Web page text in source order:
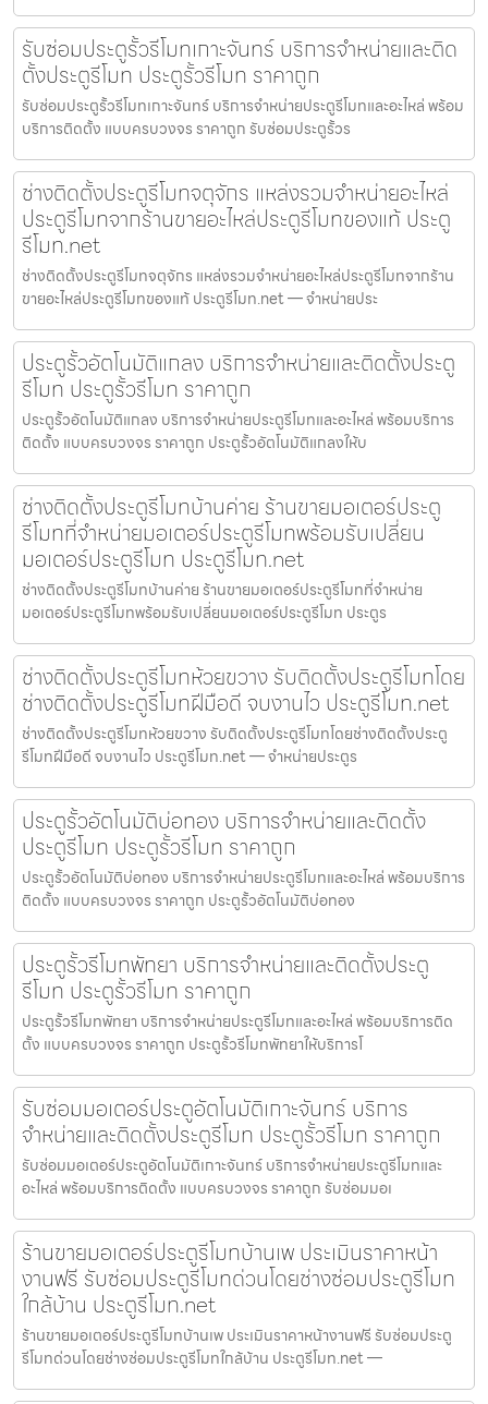
รับซ่อมประตูรั้วรีโมทเกาะจันทร์ บริการจำหน่ายและติด
ตั้งประตูรีโมท ประตูรั้วรีโมท ราคาถูก
รับซ่อมประตูรั้วรีโมทเกาะจันทร์ บริการจำหน่ายประตูรีโมทและอะไหล่ พร้อม
บริการติดตั้ง แบบครบวงจร ราคาถูก รับซ่อมประตูรั้วร
ช่างติดตั้งประตูรีโมทจตุจักร แหล่งรวมจำหน่ายอะไหล่
ประตูรีโมทจากร้านขายอะไหล่ประตูรีโมทของแท้ ประตู
รีโมท.net
ช่างติดตั้งประตูรีโมทจตุจักร แหล่งรวมจำหน่ายอะไหล่ประตูรีโมทจากร้าน
ขายอะไหล่ประตูรีโมทของแท้ ประตูรีโมท.net — จำหน่ายประ
ประตูรั้วอัตโนมัติแกลง บริการจำหน่ายและติดตั้งประตู
รีโมท ประตูรั้วรีโมท ราคาถูก
ประตูรั้วอัตโนมัติแกลง บริการจำหน่ายประตูรีโมทและอะไหล่ พร้อมบริการ
ติดตั้ง แบบครบวงจร ราคาถูก ประตูรั้วอัตโนมัติแกลงให้บ
ช่างติดตั้งประตูรีโมทบ้านค่าย ร้านขายมอเตอร์ประตู
รีโมทที่จำหน่ายมอเตอร์ประตูรีโมทพร้อมรับเปลี่ยน
มอเตอร์ประตูรีโมท ประตูรีโมท.net
ช่างติดตั้งประตูรีโมทบ้านค่าย ร้านขายมอเตอร์ประตูรีโมทที่จำหน่าย
มอเตอร์ประตูรีโมทพร้อมรับเปลี่ยนมอเตอร์ประตูรีโมท ประตูร
ช่างติดตั้งประตูรีโมทห้วยขวาง รับติดตั้งประตูรีโมทโดย
ช่างติดตั้งประตูรีโมทฝีมือดี จบงานไว ประตูรีโมท.net
ช่างติดตั้งประตูรีโมทห้วยขวาง รับติดตั้งประตูรีโมทโดยช่างติดตั้งประตู
รีโมทฝีมือดี จบงานไว ประตูรีโมท.net — จำหน่ายประตูร
ประตูรั้วอัตโนมัติบ่อทอง บริการจำหน่ายและติดตั้ง
ประตูรีโมท ประตูรั้วรีโมท ราคาถูก
ประตูรั้วอัตโนมัติบ่อทอง บริการจำหน่ายประตูรีโมทและอะไหล่ พร้อมบริการ
ติดตั้ง แบบครบวงจร ราคาถูก ประตูรั้วอัตโนมัติบ่อทอง
ประตูรั้วรีโมทพัทยา บริการจำหน่ายและติดตั้งประตู
รีโมท ประตูรั้วรีโมท ราคาถูก
ประตูรั้วรีโมทพัทยา บริการจำหน่ายประตูรีโมทและอะไหล่ พร้อมบริการติด
ตั้ง แบบครบวงจร ราคาถูก ประตูรั้วรีโมทพัทยาให้บริการโ
รับซ่อมมอเตอร์ประตูอัตโนมัติเกาะจันทร์ บริการ
จำหน่ายและติดตั้งประตูรีโมท ประตูรั้วรีโมท ราคาถูก
รับซ่อมมอเตอร์ประตูอัตโนมัติเกาะจันทร์ บริการจำหน่ายประตูรีโมทและ
อะไหล่ พร้อมบริการติดตั้ง แบบครบวงจร ราคาถูก รับซ่อมมอเ
ร้านขายมอเตอร์ประตูรีโมทบ้านเพ ประเมินราคาหน้า
งานฟรี รับซ่อมประตูรีโมทด่วนโดยช่างซ่อมประตูรีโมท
ใกล้บ้าน ประตูรีโมท.net
ร้านขายมอเตอร์ประตูรีโมทบ้านเพ ประเมินราคาหน้างานฟรี รับซ่อมประตู
รีโมทด่วนโดยช่างซ่อมประตูรีโมทใกล้บ้าน ประตูรีโมท.net —